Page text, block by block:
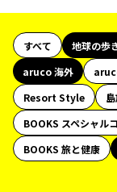
すべて 地球の歩
aruco 海外
Resort Style
BOOKS スペシャル
BOOKS 旅と健康